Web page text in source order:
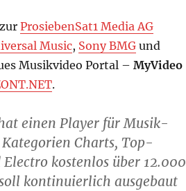
ProsiebenSat1 Media AG
Music, Sony BMGund
Musikvideo Portal – MyVideo
.
einen Player für Musik-
Charts, Top-
kostenlos über 12.000
kontinuierlich ausgebaut